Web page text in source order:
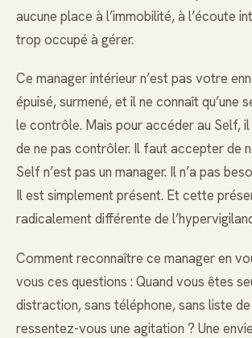
aucune place à l’immobilité, à l’écoute
trop occupé à gérer.
Ce manager intérieur n’est pas votre
épuisé, surmené, et il ne connaît qu’une
le contrôle. Mais pour accéder au Self,
de ne pas contrôler. Il faut accepter de
Self n’est pas un manager. Il n’a pas
Il est simplement présent. Et cette
radicalement différente de
Comment reconnaître ce manager en
vous ces questions : Quand vous êtes
distraction, sans téléphone, sans liste
ressentez-vous une agitation ? Une